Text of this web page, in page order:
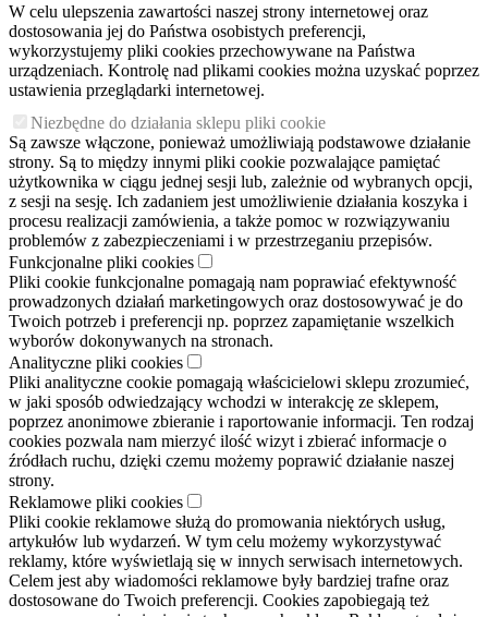
W celu ulepszenia zawartości naszej strony internetowej oraz
dostosowania jej do Państwa osobistych preferencji,
wykorzystujemy pliki cookies przechowywane na Państwa
urządzeniach. Kontrolę nad plikami cookies można uzyskać poprzez
ustawienia przeglądarki internetowej.
Niezbędne do działania sklepu pliki cookie
Są zawsze włączone, ponieważ umożliwiają podstawowe działanie
strony. Są to między innymi pliki cookie pozwalające pamiętać
użytkownika w ciągu jednej sesji lub, zależnie od wybranych opcji,
z sesji na sesję. Ich zadaniem jest umożliwienie działania koszyka i
procesu realizacji zamówienia, a także pomoc w rozwiązywaniu
problemów z zabezpieczeniami i w przestrzeganiu przepisów.
Funkcjonalne pliki cookies
Pliki cookie funkcjonalne pomagają nam poprawiać efektywność
prowadzonych działań marketingowych oraz dostosowywać je do
Twoich potrzeb i preferencji np. poprzez zapamiętanie wszelkich
wyborów dokonywanych na stronach.
Analityczne pliki cookies
Pliki analityczne cookie pomagają właścicielowi sklepu zrozumieć,
w jaki sposób odwiedzający wchodzi w interakcję ze sklepem,
poprzez anonimowe zbieranie i raportowanie informacji. Ten rodzaj
cookies pozwala nam mierzyć ilość wizyt i zbierać informacje o
źródłach ruchu, dzięki czemu możemy poprawić działanie naszej
strony.
Reklamowe pliki cookies
Pliki cookie reklamowe służą do promowania niektórych usług,
artykułów lub wydarzeń. W tym celu możemy wykorzystywać
reklamy, które wyświetlają się w innych serwisach internetowych.
Celem jest aby wiadomości reklamowe były bardziej trafne oraz
dostosowane do Twoich preferencji. Cookies zapobiegają też